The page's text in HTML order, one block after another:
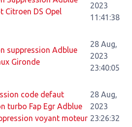
Citroen DS Opel
2023
11:41:38
suppression Adblue
Gironde
28 Aug,
2023
23:40:05
code defaut
turbo Fap Egr Adblue
voyant moteur
28 Aug,
2023
23:26:32